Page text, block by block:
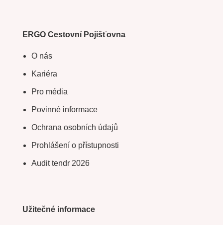
ERGO Cestovní Pojišťovna
O nás
Kariéra
Pro média
Povinné informace
Ochrana osobních údajů
Prohlášení o přístupnosti
Audit tendr 2026
Užitečné informace